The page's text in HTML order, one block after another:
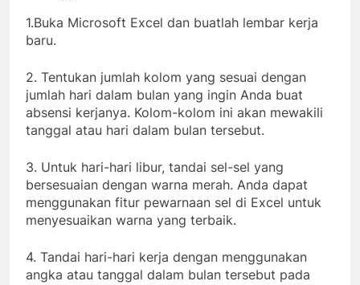
1.Buka Microsoft Excel dan buatlah lembar kerja
baru.
2. Tentukan jumlah kolom yang sesuai dengan
jumlah hari dalam bulan yang ingin Anda buat
absensi kerjanya. Kolom-kolom ini akan mewakili
tanggal atau hari dalam bulan tersebut.
3. Untuk hari-hari libur, tandai sel-sel yang
bersesuaian dengan warna merah. Anda dapat
menggunakan fitur pewarnaan sel di Excel untuk
menyesuaikan warna yang terbaik.
4. Tandai hari-hari kerja dengan menggunakan
angka atau tanggal dalam bulan tersebut pada